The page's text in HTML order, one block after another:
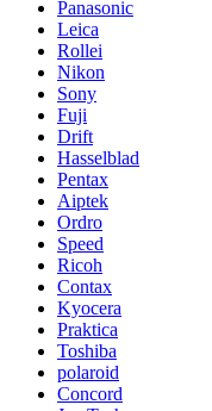
Panasonic
Leica
Rollei
Nikon
Sony
Fuji
Drift
Hasselblad
Pentax
Aiptek
Ordro
Speed
Ricoh
Contax
Kyocera
Praktica
Toshiba
polaroid
Concord